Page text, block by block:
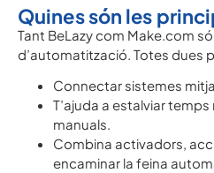
Quines són les
Tant BeLazy com Make.com
d’automatització. Totes dues
Connectar sistemes
T’ajuda a estalviar
manuals.
Combina activadors,
encaminar la feina